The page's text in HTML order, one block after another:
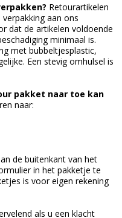
Retourartikelen
aan ons
dat de artikelen voldoende
minimaal is.
met bubbeltjesplastic,
Een stevig omhulsel is
pakket naar toe kan
naar:
de buitenkant van het
in het pakketje te
is voor eigen rekening
als u een klacht